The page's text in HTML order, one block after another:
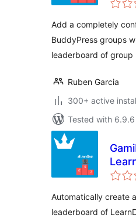
Add a completely
BuddyPress groups
leaderboard of group
Ruben Garcia
300+ active
Tested with 6.9.6
Automatically create
leaderboard of